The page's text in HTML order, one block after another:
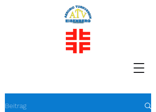
Beitrag